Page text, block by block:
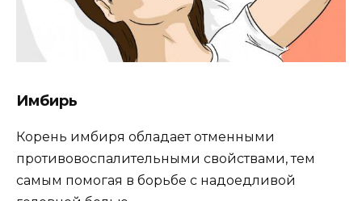
Имбирь
Корень имбиря обладает отменными
противовоспалительными свойствами, тем
самым помогая в борьбе с надоедливой